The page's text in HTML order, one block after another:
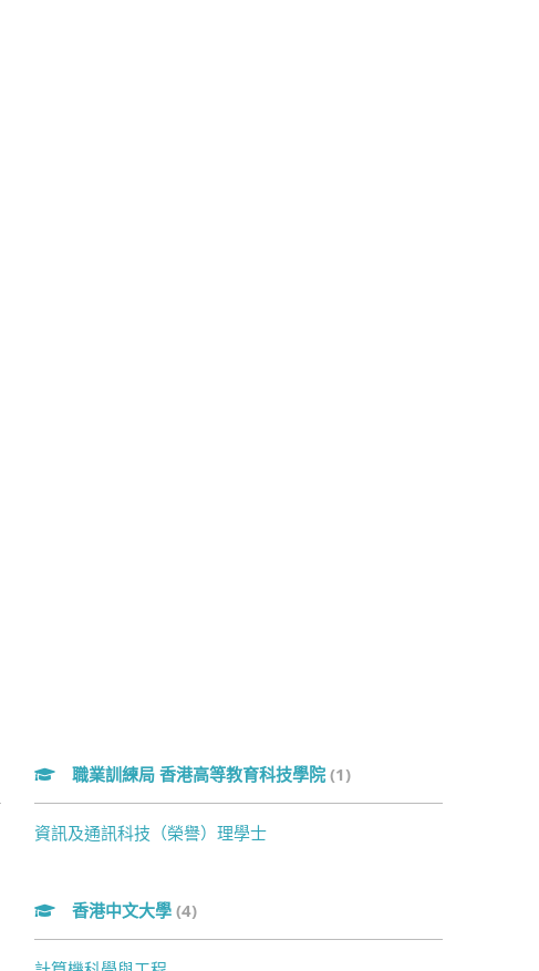
職業訓練局 香港高等教育科技學院(1)
資訊及通訊科技（榮譽）理學士
香港中文大學(4)